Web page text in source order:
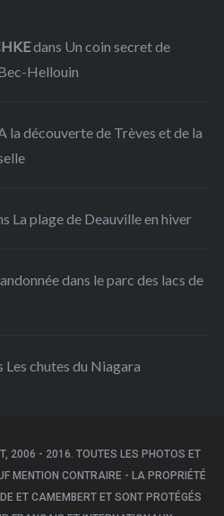
dans Un coin secret de
Hellouin
la découverte de Trèves et de la
La plage de Deauville en hiver
dans le parc des lacs de
Les chutes du Niagara
2006 - 2016. TOUTES LES PHOTOS ET
MENTION CONTRAIRE - LA PROPRIÉTÉ
ET CAMEMBERT ET SONT PROTÉGÉS